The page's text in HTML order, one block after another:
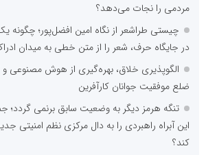
مردمی را نجات می‌دهد؟
چیستی طراشعر از نگاه امین افضل‌پور؛ چگونه یک
در جایگاه حرف، شعر را از متن خطی به میدان
الگوپذیری خلاق، بهره‌گیری از هوش مصنوعی
ضلع موفقیت جوانان کارآفرین
تنگه هرمز دیگر به وضعیت سابق برنمی گردد؛
این آبراه راهبردی را به دال مرکزی نظم امنیتی
کند؟